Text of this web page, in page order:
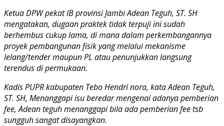
Ketua DPW pekat IB provinsi Jambi Adean Teguh, ST. SH
mengatakan, dugaan praktek tidak terpuji ini sudah
berhembus cukup lama, di mana dalam perkembangannya
proyek pembangunan fisik yang melalui mekanisme
lelang/tender maupun PL atau penunjukkan langsung
terendus di permukaan.
Kadis PUPR kabupaten Tebo Hendri nora, kata Adean Teguh,
ST. SH, Menanggapi isu beredar mengenai adanya pemberian
fee, Adean teguh menanggapi bila ada pemberian fee tsb
sungguh sangat disayangkan.